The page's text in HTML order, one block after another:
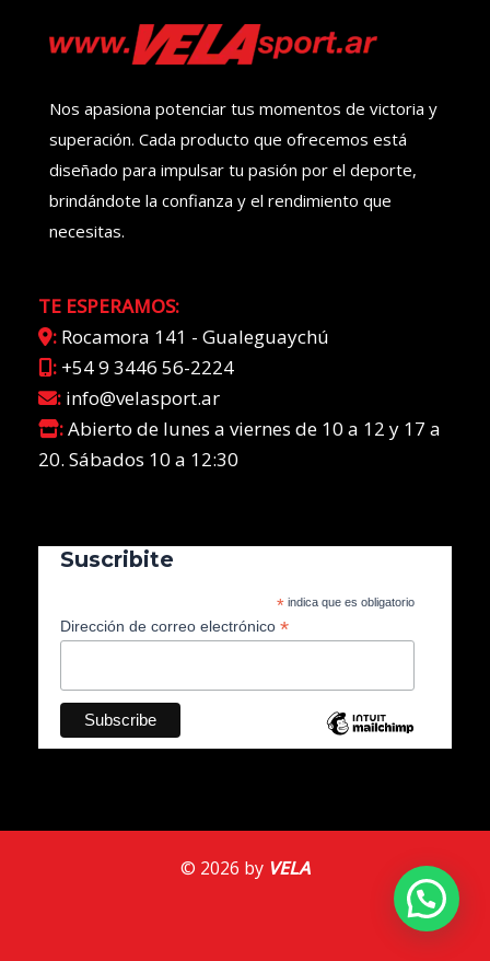
Nos apasiona potenciar tus momentos de victoria y
superación. Cada producto que ofrecemos está
diseñado para impulsar tu pasión por el deporte,
brindándote la confianza y el rendimiento que
necesitas.
TE ESPERAMOS:
: Rocamora 141 - Gualeguaychú
: +54 9 3446 56-2224
: info@velasport.ar
:Abierto de lunes a viernes de 10 a 12 y 17 a
20. Sábados 10 a 12:30
Suscribite
* indica que es obligatorio
Dirección de correo electrónico *
© 2026 by VELA